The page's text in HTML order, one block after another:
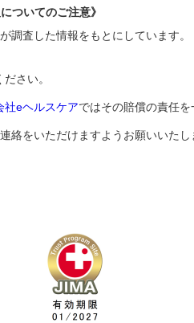
ついてのご注意》
が調査した情報をもとにしています
さい。
社eヘルスケアではその賠償の責任を
絡をいただけますようお願いいたし